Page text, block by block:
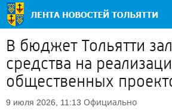
В бюджет Тольятти
средства на
общественных
9 июля 2026, 11:13 Официально